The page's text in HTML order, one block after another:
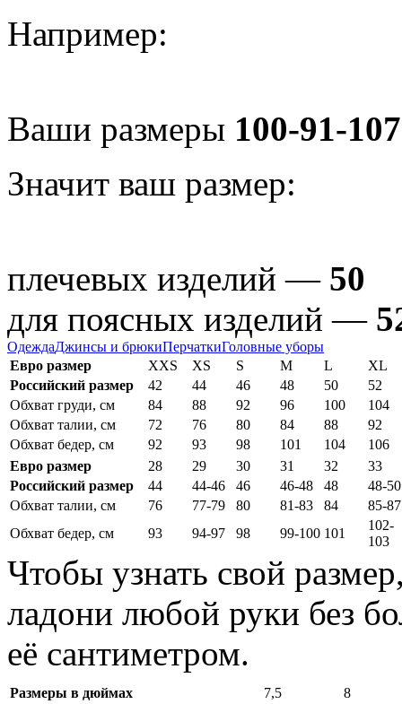
Например:
Ваши размеры 100-91-107
Значит ваш размер:
плечевых изделий — 50
для поясных изделий —
ОдеждаДжинсы и брюкиПерчаткиГоловные уборы
Евро размер
XXS XS S M L
XL
Российский размер
42 44 46 48 50
52
Обхват груди, см
84 88 92 96 100
104
Обхват талии, см
72 76 80 84 88
92
Обхват бедер, см
92 93 98 101 104
106
Евро размер
28 29 30 31 32
33
Российский размер
44 44-46 46 46-48 48
48-50
Обхват талии, см
76 77-79 80 81-83 84
85-87
Обхват бедер, см
93 94-97 98 99-100 101
102-
103
Чтобы узнать свой
ладони любой руки без
её сантиметром.
Размеры в дюймах 7,5
8